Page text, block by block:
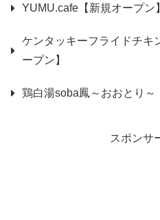
YUMU.cafe【新規オープン】
ケンタッキーフライドチキ
ープン】
鶏白湯soba鳳～おおとり～
スポンサ